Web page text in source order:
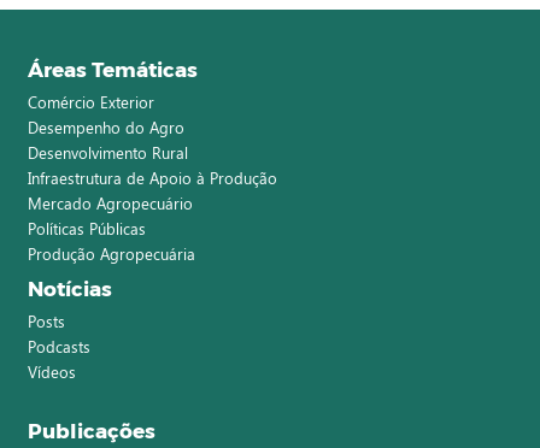
Áreas Temáticas
Comércio Exterior
Desempenho do Agro
Desenvolvimento Rural
Infraestrutura de Apoio à Produção
Mercado Agropecuário
Políticas Públicas
Produção Agropecuária
Notícias
Posts
Podcasts
Vídeos
Publicações